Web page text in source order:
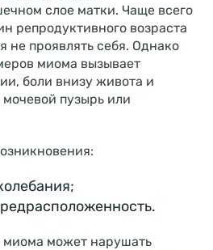
слое матки. Чаще всего
репродуктивного возраста
не проявлять себя. Однако
миома вызывает
боли внизу живота и
пузырь или
миома может нарушать